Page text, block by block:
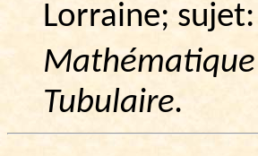
Lorraine; sujet:
Mathématique
Tubulaire.